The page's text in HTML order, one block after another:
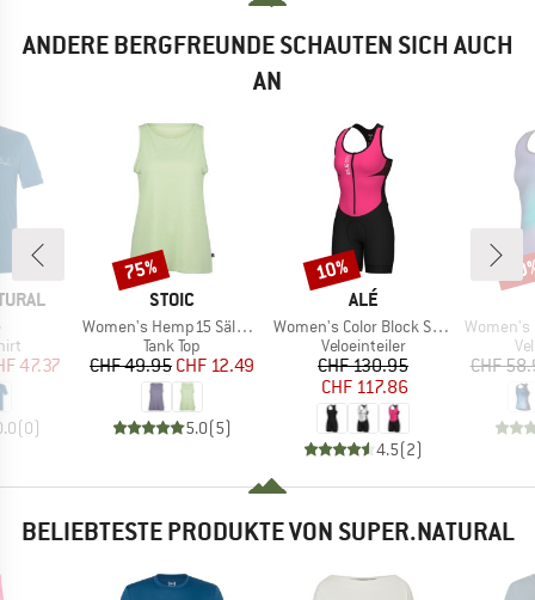
ANDERE BERGFREUNDE SCHAUTEN SICH AUCH
AN
Preis
47.37
(0)
MARKE
STOIC
Artikel
Women's Hemp15 SälkaSt. II Tank
Produktgruppe
Tank Top
Preis
CHF 49.95reduzierter Preis
CHF 12.49
5.0(5)
Rabatt
75%
MARKE
ALÉ
Artikel
Women's Color Block Sleeveless Unitard
Produktgruppe
Veloeinteiler
Preis
CHF 130.95reduzierter Preis
CHF 117.86
4.5(2)
Rabatt
10%
Artikel
Women's
CHF
BELIEBTESTE PRODUKTE VON SUPER.NATURAL